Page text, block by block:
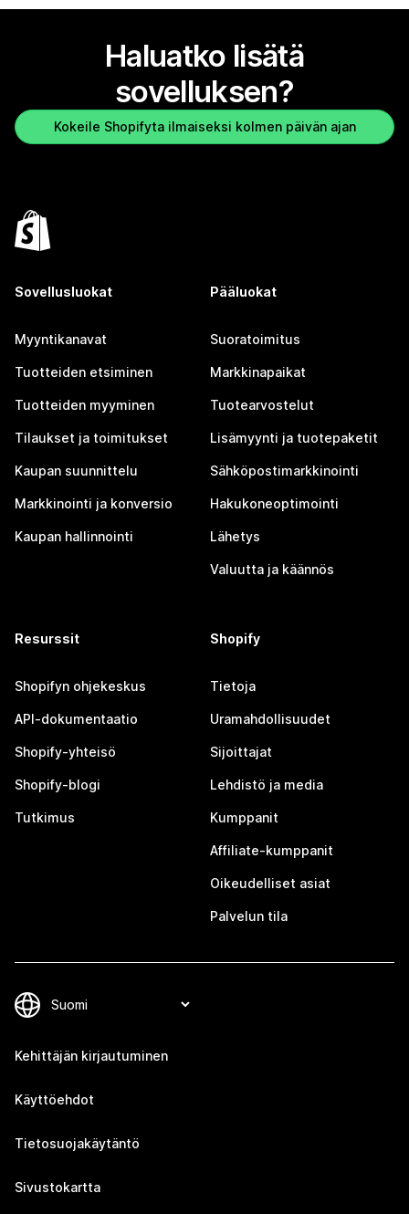
Haluatko lisätä
sovelluksen?
Kokeile Shopifyta ilmaiseksi kolmen päivän ajan
Sovellusluokat
Myyntikanavat
Tuotteiden etsiminen
Tuotteiden myyminen
Tilaukset ja toimitukset
Kaupan suunnittelu
Markkinointi ja konversio
Kaupan hallinnointi
Pääluokat
Suoratoimitus
Markkinapaikat
Tuotearvostelut
Lisämyynti ja tuotepaketit
Sähköpostimarkkinointi
Hakukoneoptimointi
Lähetys
Valuutta ja käännös
Resurssit
Shopifyn ohjekeskus
API-dokumentaatio
Shopify-yhteisö
Shopify-blogi
Tutkimus
Shopify
Tietoja
Uramahdollisuudet
Sijoittajat
Lehdistö ja media
Kumppanit
Affiliate-kumppanit
Oikeudelliset asiat
Palvelun tila
Kehittäjän kirjautuminen
Käyttöehdot
Tietosuojakäytäntö
Sivustokartta